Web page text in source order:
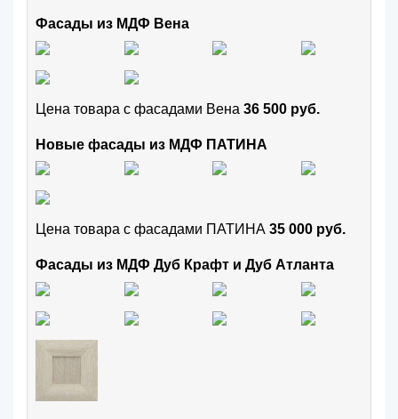
Фасады из МДФ Вена
Цена товара с фасадами Вена 36 500 руб.
Новые фасады из МДФ ПАТИНА
Цена товара с фасадами ПАТИНА 35 000 руб.
Фасады из МДФ Дуб Крафт и Дуб Атланта